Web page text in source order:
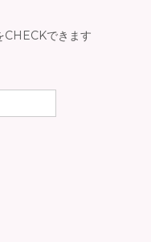
できます